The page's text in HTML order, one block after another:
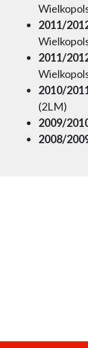
2011/
2011/
2010/
(2LM)
2009/
2008/